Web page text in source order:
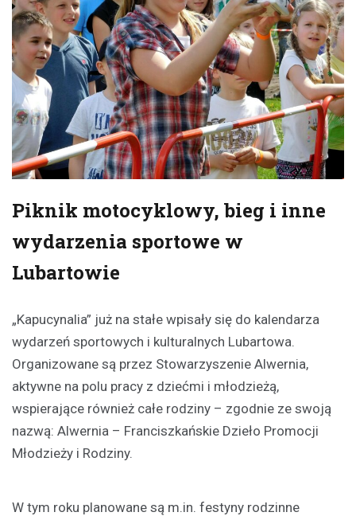
Piknik motocyklowy, bieg i inne
wydarzenia sportowe w
Lubartowie
„Kapucynalia” już na stałe wpisały się do kalendarza
wydarzeń sportowych i kulturalnych Lubartowa.
Organizowane są przez Stowarzyszenie Alwernia,
aktywne na polu pracy z dziećmi i młodzieżą,
wspierające również całe rodziny – zgodnie ze swoją
nazwą: Alwernia – Franciszkańskie Dzieło Promocji
Młodzieży i Rodziny.
W tym roku planowane są m.in. festyny rodzinne